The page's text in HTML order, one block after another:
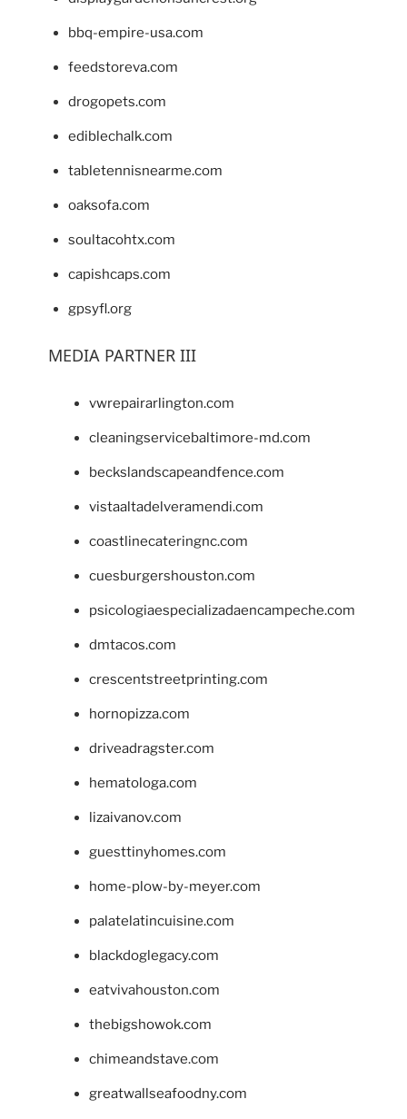
bbq-empire-usa.com
feedstoreva.com
drogopets.com
ediblechalk.com
tabletennisnearme.com
oaksofa.com
soultacohtx.com
capishcaps.com
gpsyfl.org
MEDIA PARTNER III
vwrepairarlington.com
cleaningservicebaltimore-md.com
beckslandscapeandfence.com
vistaaltadelveramendi.com
coastlinecateringnc.com
cuesburgershouston.com
psicologiaespecializadaencampeche.com
dmtacos.com
crescentstreetprinting.com
hornopizza.com
driveadragster.com
hematologa.com
lizaivanov.com
guesttinyhomes.com
home-plow-by-meyer.com
palatelatincuisine.com
blackdoglegacy.com
eatvivahouston.com
thebigshowok.com
chimeandstave.com
greatwallseafoodny.com